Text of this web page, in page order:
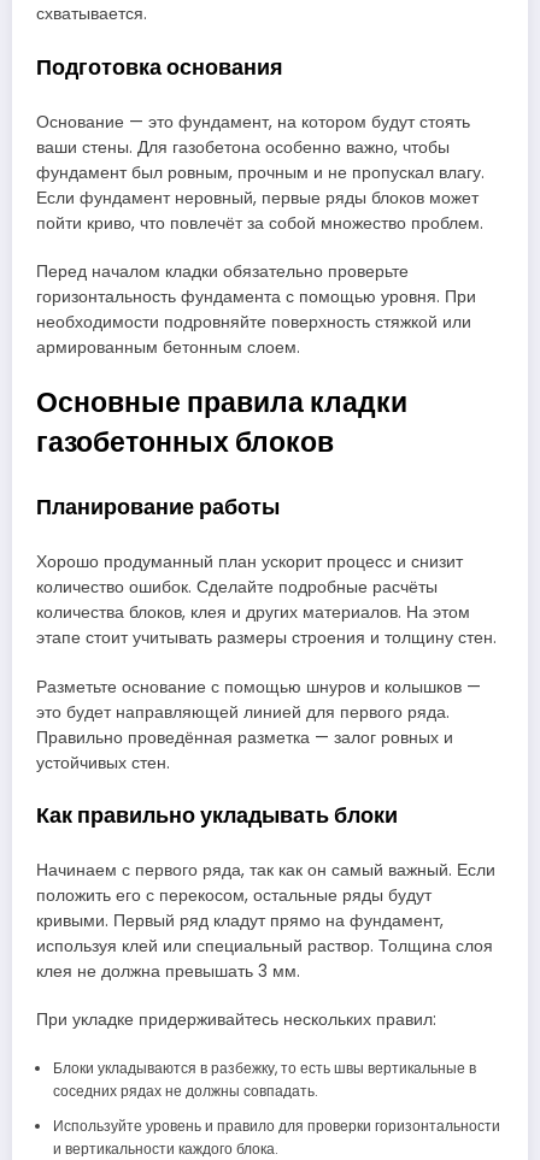
схватывается.
Подготовка основания
Основание — это фундамент, на котором будут стоять
ваши стены. Для газобетона особенно важно, чтобы
фундамент был ровным, прочным и не пропускал влагу.
Если фундамент неровный, первые ряды блоков может
пойти криво, что повлечёт за собой множество проблем.
Перед началом кладки обязательно проверьте
горизонтальность фундамента с помощью уровня. При
необходимости подровняйте поверхность стяжкой или
армированным бетонным слоем.
Основные правила кладки
газобетонных блоков
Планирование работы
Хорошо продуманный план ускорит процесс и снизит
количество ошибок. Сделайте подробные расчёты
количества блоков, клея и других материалов. На этом
этапе стоит учитывать размеры строения и толщину стен.
Разметьте основание с помощью шнуров и колышков —
это будет направляющей линией для первого ряда.
Правильно проведённая разметка — залог ровных и
устойчивых стен.
Как правильно укладывать блоки
Начинаем с первого ряда, так как он самый важный. Если
положить его с перекосом, остальные ряды будут
кривыми. Первый ряд кладут прямо на фундамент,
используя клей или специальный раствор. Толщина слоя
клея не должна превышать 3 мм.
При укладке придерживайтесь нескольких правил:
Блоки укладываются в разбежку, то есть швы вертикальные в
соседних рядах не должны совпадать.
Используйте уровень и правило для проверки горизонтальности
и вертикальности каждого блока.